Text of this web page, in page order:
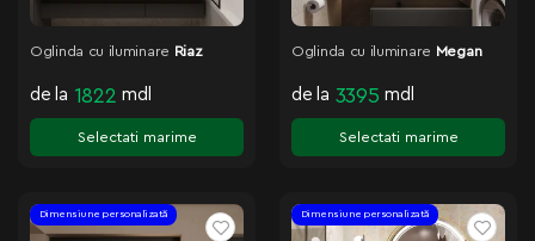
Oglinda cu iluminare Riaz
de la 1822 mdl
Selectati marime
Oglinda cu iluminare Megan
de la 3395 mdl
Selectati marime
Dimensiune personalizată Dimensiune personalizată